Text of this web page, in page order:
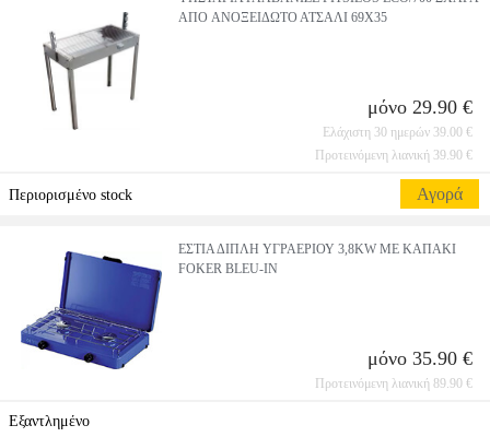
ΑΠO ΑΝΟΞΕΙΔΩΤΟ ΑΤΣΑΛΙ 69Χ35
μόνο 29.90 €
Ελάχιστη 30 ημερών 39.00 €
Προτεινόμενη λιανική 39.90 €
Περιορισμένο stock Αγορά
ΕΣΤΙΑ ΔΙΠΛΗ ΥΓΡΑΕΡΙΟΥ 3,8KW ΜΕ ΚΑΠΑΚΙ
FOKER BLEU-IN
μόνο 35.90 €
Προτεινόμενη λιανική 89.90 €
Εξαντλημένο